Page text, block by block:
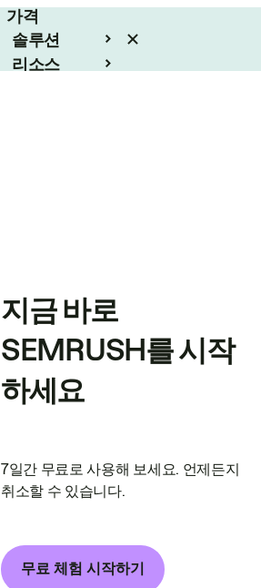
가격
솔루션
리소스
지금 바로
SEMRUSH를 시작
하세요
7일간 무료로 사용해 보세요. 언제든지
취소할 수 있습니다.
무료 체험 시작하기